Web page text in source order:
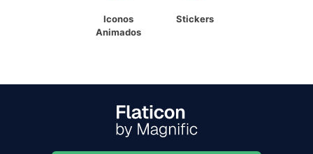
Iconos
Animados
Stickers